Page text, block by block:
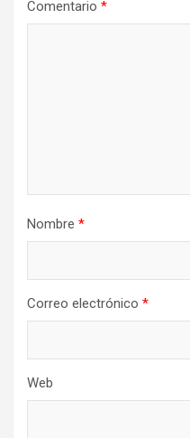
Comentario *
Nombre *
Correo electrónico *
Web